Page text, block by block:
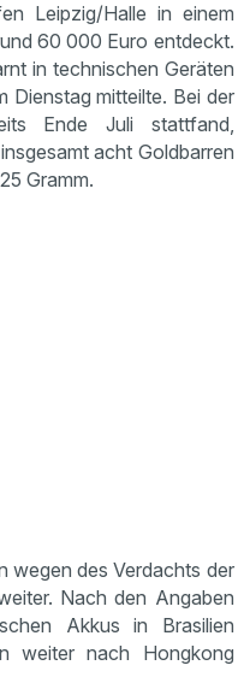
Leipzig/Halle in einem
60 000 Euro entdeckt.
in technischen Geräten
Dienstag mitteilte. Bei der
Ende Juli stattfand,
acht Goldbarren
Gramm.
wegen des Verdachts der
Nach den Angaben
Akkus in Brasilien
weiter nach Hongkong